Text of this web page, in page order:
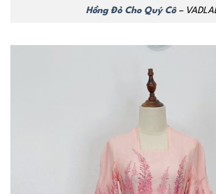
Hồng Đỏ Cho Quý Cô–